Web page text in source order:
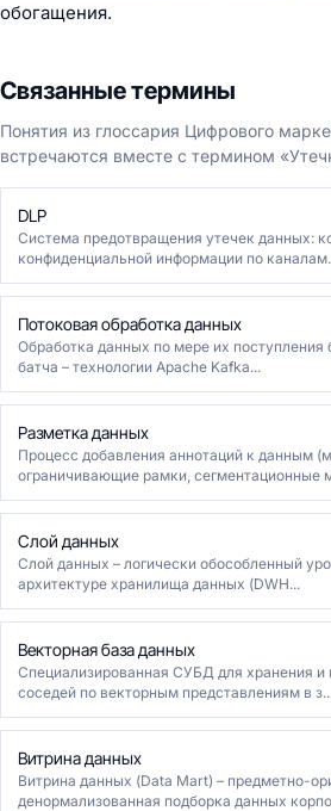
обогащения.
Связанные термины
Понятия из глоссария Цифрового
встречаются вместе с термином
DLP
Система предотвращения утечек данных:
конфиденциальной информации по
Потоковая обработка данных
Обработка данных по мере их поступления
батча – технологии Apache Kafka...
Разметка данных
Процесс добавления аннотаций к данным
ограничивающие рамки, сегментационные
Слой данных
Слой данных – логически обособленный
архитектуре хранилища данных (DWH...
Векторная база данных
Специализированная СУБД для хранения
соседей по векторным представлениям в
Витрина данных
Витрина данных (Data Mart) – предметно-
денормализованная подборка данных